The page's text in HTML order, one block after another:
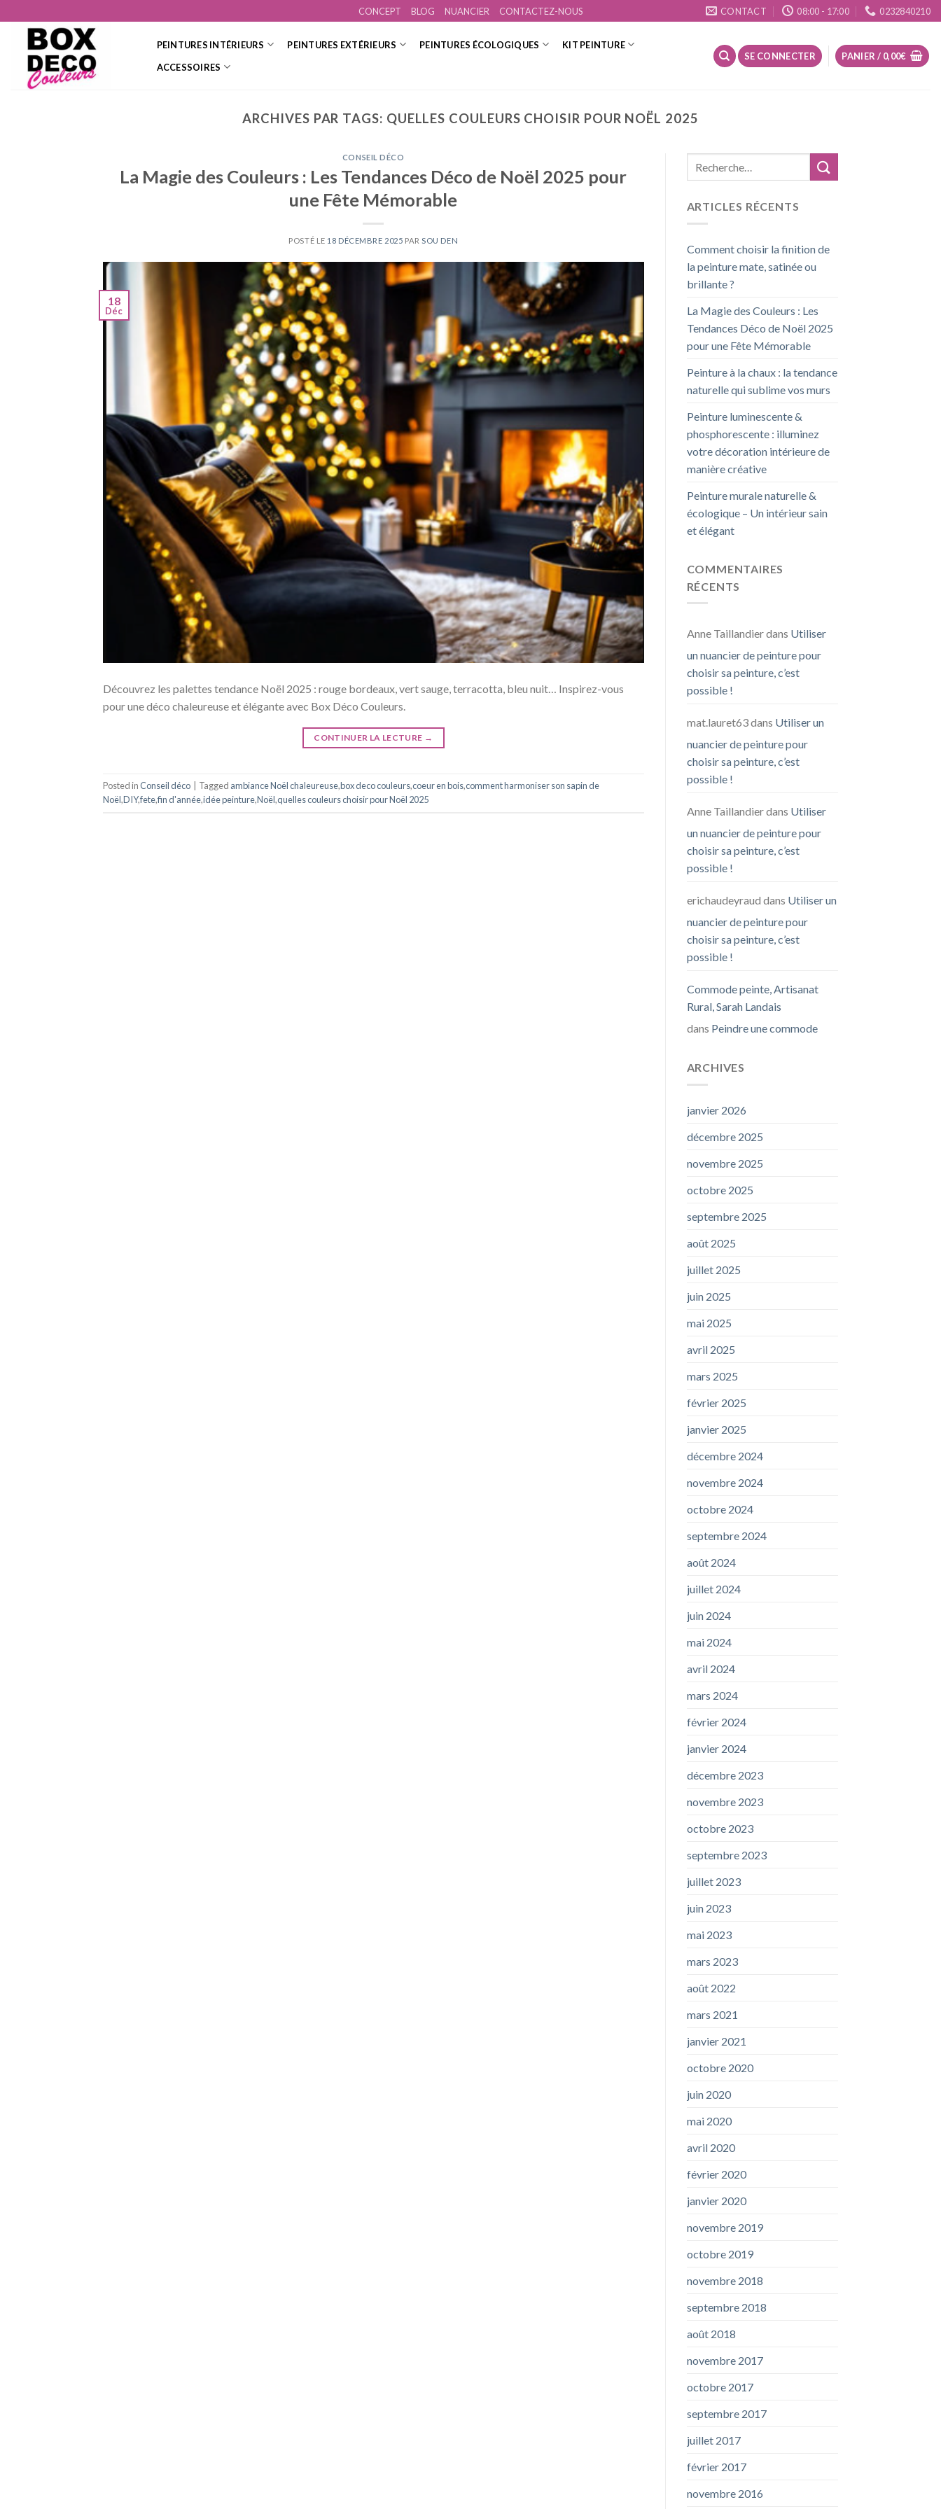
to
content
CONCEPT BLOG NUANCIER CONTACTEZ-NOUS CONTACT 08:00 - 17:00 0232840210
PEINTURES INTÉRIEURS PEINTURES EXTÉRIEURS PEINTURES ÉCOLOGIQUES
KIT PEINTURE
ACCESSOIRES
SE CONNECTER PANIER / 0,00€
ARCHIVES PAR TAGS: QUELLES COULEURS CHOISIR POUR NOËL 2025
CONSEIL DÉCO
La Magie des Couleurs : Les Tendances Déco de Noël 2025 pour
une Fête Mémorable
POSTÉ LE 18 DÉCEMBRE 2025 PARSOU DEN
18
Déc
Découvrez les palettes tendance Noël 2025 : rouge bordeaux, vert sauge, terracotta, bleu nuit… Inspirez-vous
pour une déco chaleureuse et élégante avec Box Déco Couleurs.
CONTINUER LA LECTURE →
Posted inConseil déco Tagged ambiance Noël chaleureuse,box deco couleurs,coeur en bois,comment harmoniser son sapin de
Noël,DIY,fete,fin d'année,idée peinture,Noël,quelles couleurs choisir pour Noël 2025
ARTICLES RÉCENTS
Comment choisir la finition de
la peinture mate, satinée ou
brillante ?
La Magie des Couleurs : Les
Tendances Déco de Noël 2025
pour une Fête Mémorable
Peinture à la chaux : la tendance
naturelle qui sublime vos murs
Peinture luminescente &
phosphorescente : illuminez
votre décoration intérieure de
manière créative
Peinture murale naturelle &
écologique – Un intérieur sain
et élégant
COMMENTAIRES
RÉCENTS
Anne Taillandierdans Utiliser
un nuancier de peinture pour
choisir sa peinture, c’est
possible !
mat.lauret63dans Utiliser un
nuancier de peinture pour
choisir sa peinture, c’est
possible !
Anne Taillandierdans Utiliser
un nuancier de peinture pour
choisir sa peinture, c’est
possible !
erichaudeyraud dans Utiliser un
nuancier de peinture pour
choisir sa peinture, c’est
possible !
Commode peinte, Artisanat
Rural, Sarah Landais
dans Peindre une commode
ARCHIVES
janvier 2026
décembre 2025
novembre 2025
octobre 2025
septembre 2025
août 2025
juillet 2025
juin 2025
mai 2025
avril 2025
mars 2025
février 2025
janvier 2025
décembre 2024
novembre 2024
octobre 2024
septembre 2024
août 2024
juillet 2024
juin 2024
mai 2024
avril 2024
mars 2024
février 2024
janvier 2024
décembre 2023
novembre 2023
octobre 2023
septembre 2023
juillet 2023
juin 2023
mai 2023
mars 2023
août 2022
mars 2021
janvier 2021
octobre 2020
juin 2020
mai 2020
avril 2020
février 2020
janvier 2020
novembre 2019
octobre 2019
novembre 2018
septembre 2018
août 2018
novembre 2017
octobre 2017
septembre 2017
juillet 2017
février 2017
novembre 2016